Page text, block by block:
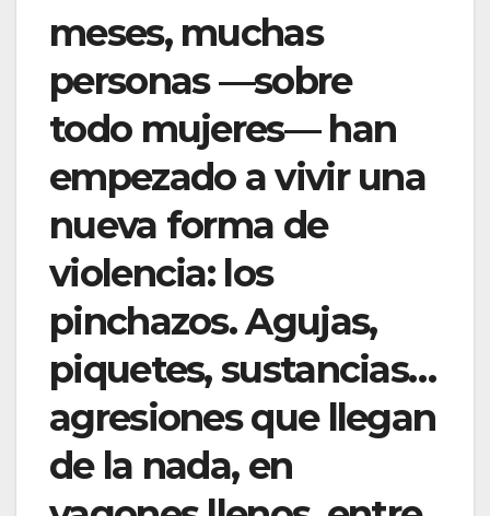
meses, muchas
personas —sobre
todo mujeres— han
empezado a vivir una
nueva forma de
violencia: los
pinchazos. Agujas,
piquetes, sustancias…
agresiones que llegan
de la nada, en